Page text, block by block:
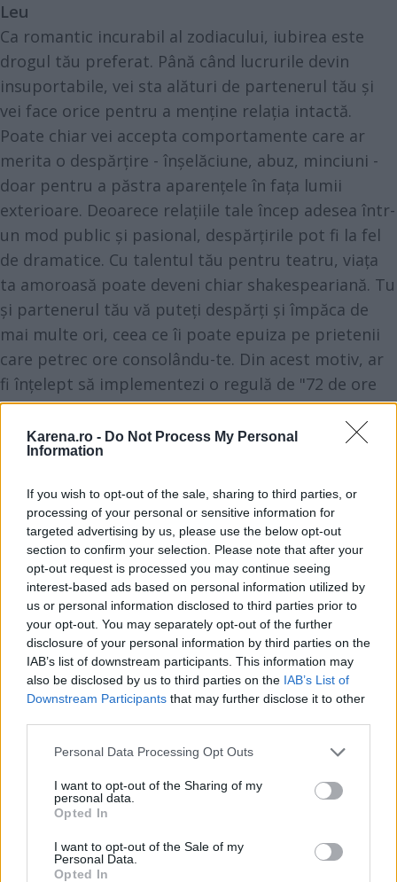
Karena.ro - Do Not Process My Personal
Information
If you wish to opt-out of the sale, sharing to third parties, or
processing of your personal or sensitive information for
targeted advertising by us, please use the below opt-out
section to confirm your selection. Please note that after your
opt-out request is processed you may continue seeing
interest-based ads based on personal information utilized by
us or personal information disclosed to third parties prior to
your opt-out. You may separately opt-out of the further
disclosure of your personal information by third parties on the
IAB’s list of downstream participants. This information may
also be disclosed by us to third parties on the IAB’s List of
Downstream Participants that may further disclose it to other
Please note that this website/app uses one or more Google
not limited to your visit or usage behaviour. You may click to
grant or deny consent to Google and its third-party tags to
use your data for below specified purposes in below Google
consent section.
Personal Data Processing Opt Outs
I want to opt-out of the Sharing of my
personal data.
Opted In
I want to opt-out of the Sale of my
Personal Data.
Opted In
Leu
Ca romantic incurabil al zodiacului, iubirea este
drogul tău preferat. Până când lucrurile devin
insuportabile, vei sta alături de partenerul tău și
vei face orice pentru a menține relația intactă.
Poate chiar vei accepta comportamente care ar
merita o despărțire - înșelăciune, abuz, minciuni -
doar pentru a păstra aparențele în fața lumii
exterioare. Deoarece relațiile tale încep adesea într-
un mod public și pasional, despărțirile pot fi la fel
de dramatice. Cu talentul tău pentru teatru, viața
ta amoroasă poate deveni chiar shakespeariană. Tu
și partenerul tău vă puteți despărți și împăca de
mai multe ori, ceea ce îi poate epuiza pe prietenii
care petrec ore consolându-te. Din acest motiv, ar
fi înțelept să implementezi o regulă de "72 de ore
fără rețele de socializare" după orice fel de
despărțire.
Fecioară
Nimic nu poate lansa o Fecioară în paralizie
analitică mai mult decât o despărțire. Poți rătăci
într-o mie de întrebări, jucând scenarii în mintea ta
și regretând tot ceea ce ai fi putut face diferit. Poți
face ca propria ta minte să explodeze din cauza
tuturor lucrurilor pe care le-ai fi putut face, astfel
încât este posibil să te forțezi să te oprești să mai
rămâi în această "spirală" sau să faci ceva fizic
timp căutând să previi alte despărțiri. Vei citi toate
cărțile de sfaturi pentru relații, veți arde lumânări
de dezlegare de la magazinul local de vrăjitoare, te
vei înscrie în cursuri costisitoare de dezvoltare
personală.